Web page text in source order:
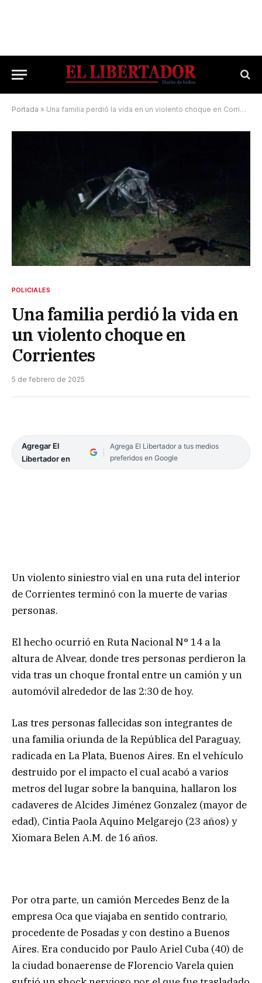
Portada » Una familia perdió la vida en un violento choque en Corrientes
POLICIALES
Una familia perdió la vida en
un violento choque en
Corrientes
5 de febrero de 2025
Agregar El
Libertador en
Agrega El Libertador a tus medios
preferidos en Google
Un violento siniestro vial en una ruta del interior
de Corrientes terminó con la muerte de varias
personas.
El hecho ocurrió en Ruta Nacional N° 14 a la
altura de Alvear, donde tres personas perdieron la
vida tras un choque frontal entre un camión y un
automóvil alrededor de las 2:30 de hoy.
Las tres personas fallecidas son integrantes de
una familia oriunda de la República del Paraguay,
radicada en La Plata, Buenos Aires. En el vehículo
destruido por el impacto el cual acabó a varios
metros del lugar sobre la banquina, hallaron los
cadaveres de Alcides Jiménez Gonzalez (mayor de
edad), Cintia Paola Aquino Melgarejo (23 años) y
Xiomara Belen A.M. de 16 años.
Por otra parte, un camión Mercedes Benz de la
empresa Oca que viajaba en sentido contrario,
procedente de Posadas y con destino a Buenos
Aires. Era conducido por Paulo Ariel Cuba (40) de
la ciudad bonaerense de Florencio Varela quien